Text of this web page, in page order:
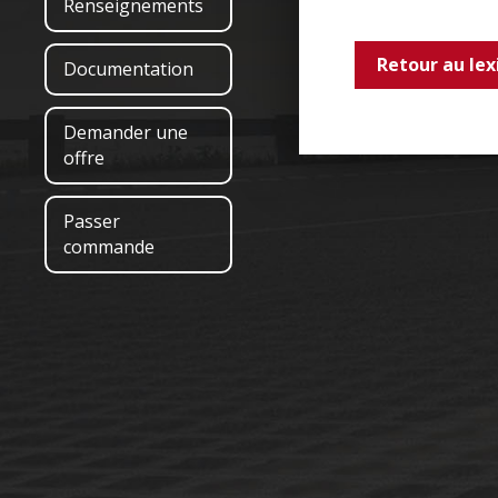
Renseignements
Documentation
Demander une
offre
Passer
commande
Retour au